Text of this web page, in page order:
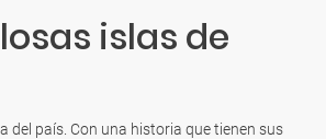
islas de
del país. Con una historia que tienen sus